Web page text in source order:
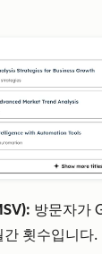
방문자가
간 횟수입니다.